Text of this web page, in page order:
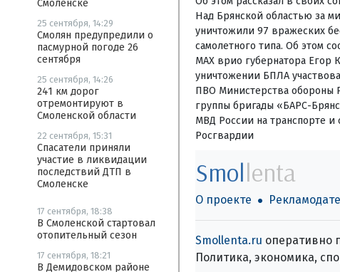
Смоленске
25 сентября, 14:29
Смолян предупредили о
пасмурной погоде 26
сентября
25 сентября, 14:26
241 км дорог
отремонтируют в
Смоленской области
22 сентября, 15:31
Спасатели приняли
участие в ликвидации
последствий ДТП в
Смоленске
17 сентября, 18:38
В Смоленской стартовал
отопительный сезон
17 сентября, 18:21
В Демидовском районе
Над Брянской областью за
уничтожили 97 вражеских
самолетного типа. Об этом
МАХ врио губернатора Егор
уничтожении БПЛА
ПВО Министерства обороны
группы бригады «БАРС-
МВД России на транспорте и
Росгвардии
Smollenta
О проекте
Smollenta.ru оперативно
Политика, экономика,